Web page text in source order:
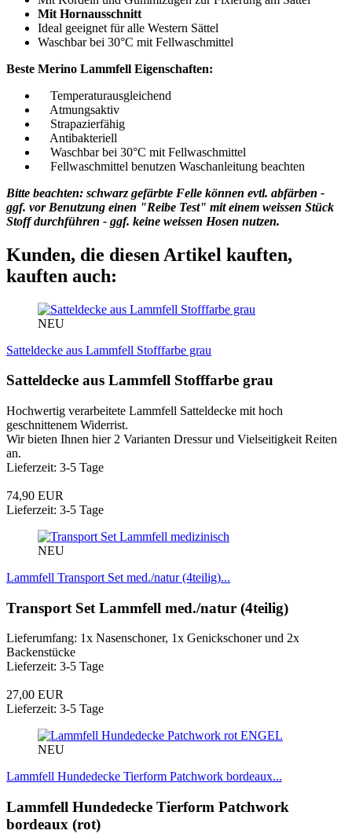
Mit Hornausschnitt
Ideal geeignet für alle Western Sättel
Waschbar bei 30°C mit Fellwaschmittel
Beste Merino Lammfell Eigenschaften:
Temperaturausgleichend
Atmungsaktiv
Strapazierfähig
Antibakteriell
Waschbar bei 30°C mit Fellwaschmittel
Fellwaschmittel benutzen Waschanleitung beachten
Bitte beachten: schwarz gefärbte Felle können evtl. abfärben -
ggf. vor Benutzung einen "Reibe Test" mit einem weissen Stück
Stoff durchführen - ggf. keine weissen Hosen nutzen.
Kunden, die diesen Artikel kauften,
kauften auch:
NEU
Satteldecke aus Lammfell Stofffarbe grau
Satteldecke aus Lammfell Stofffarbe grau
Hochwertig verarbeitete Lammfell Satteldecke mit hoch
geschnittenem Widerrist.
Wir bieten Ihnen hier 2 Varianten Dressur und Vielseitigkeit Reiten
an.
Lieferzeit: 3-5 Tage
74,90 EUR
Lieferzeit: 3-5 Tage
NEU
Lammfell Transport Set med./natur (4teilig)...
Transport Set Lammfell med./natur (4teilig)
Lieferumfang: 1x Nasenschoner, 1x Genickschoner und 2x
Backenstücke
Lieferzeit: 3-5 Tage
27,00 EUR
Lieferzeit: 3-5 Tage
ENGEL
NEU
Lammfell Hundedecke Tierform Patchwork bordeaux...
Lammfell Hundedecke Tierform Patchwork
bordeaux (rot)